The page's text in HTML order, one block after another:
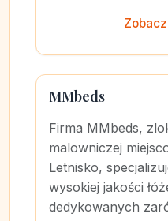
MMbeds
Firma MMbeds,
malowniczej
Letnisko,
wysokiej jakości
dedykowanych